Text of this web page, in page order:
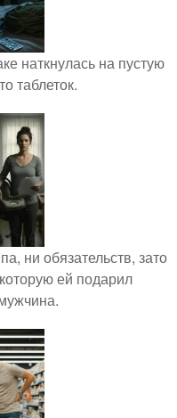
наткнулась на пустую
таблеток.
ни обязательств, зато
ей подарил